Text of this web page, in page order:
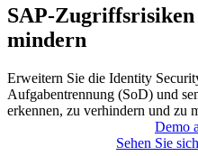
SAP-
mindern
Erweitern Sie die Identity
Aufgabentrennung (SoD) und
erkennen, zu verhindern und zu
Demo
Sehen Sie